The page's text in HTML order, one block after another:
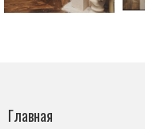
Главная